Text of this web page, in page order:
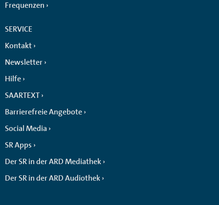
Frequenzen
SERVICE
Kontakt
Newsletter
Hilfe
SAARTEXT
Barrierefreie Angebote
Social Media
SR Apps
Der SR in der ARD Mediathek
Der SR in der ARD Audiothek